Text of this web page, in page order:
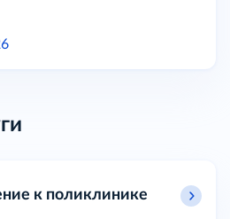
к поликлинике